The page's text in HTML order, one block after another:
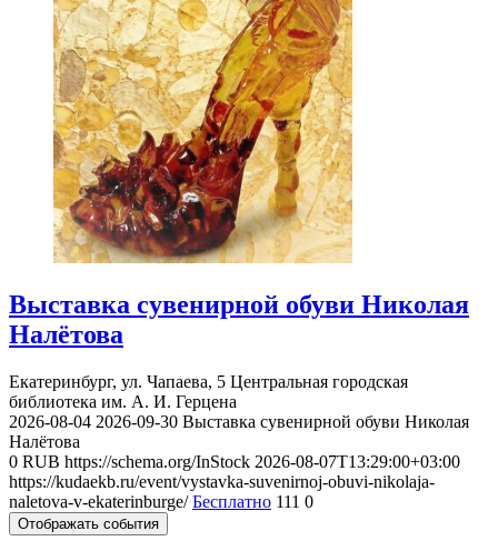
Выставка сувенирной обуви Николая
Налётова
Екатеринбург, ул. Чапаева, 5 Центральная городская
библиотека им. А. И. Герцена
2026-08-04 2026-09-30 Выставка сувенирной обуви Николая
Налётова
0 RUB https://schema.org/InStock 2026-08-07T13:29:00+03:00
https://kudaekb.ru/event/vystavka-suvenirnoj-obuvi-nikolaja-
naletova-v-ekaterinburge/ Бесплатно 111 0
Отображать события